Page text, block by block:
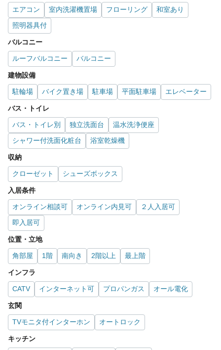
エアコン 室内洗濯機置場 フローリング
和室あり
照明器具付
バルコニー
ルーフバルコニー バルコニー
建物設備
駐輪場 バイク置き場 駐車場 平面駐車場 エレベーター
バス・トイレ
バス・トイレ別 独立洗面台
温水洗浄便座
シャワー付洗面化粧台
浴室乾燥機
収納
クローゼット シューズボックス
入居条件
オンライン相談可 オンライン内見可
２人入居可
即入居可
位置・立地
角部屋 1階 南向き 2階以上 最上階
インフラ
CATV インターネット可 プロパンガス オール電化
玄関
TVモニタ付インターホン オートロック
キッチン